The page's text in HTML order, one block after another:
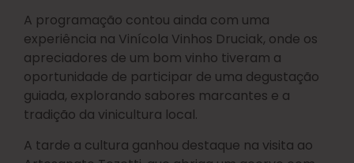
A programação contou ainda com uma
experiência na Vinícola Vinhos Druciak, onde os
apreciadores de um bom vinho tiveram a
oportunidade de participar de uma degustação
guiada, explorando sabores marcantes e a
tradição da vinicultura local.
A tarde a cultura ganhou destaque na visita ao